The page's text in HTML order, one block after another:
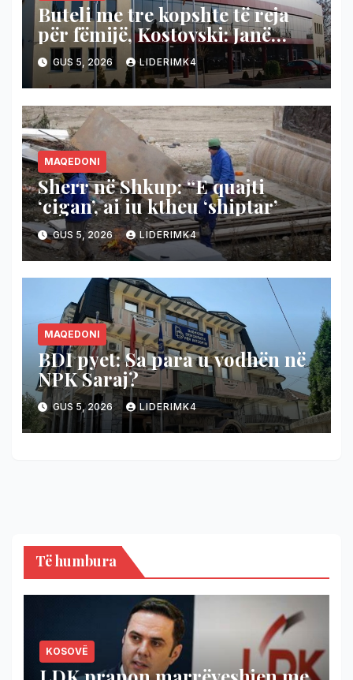
Buteli me tre kopshte të reja
për fëmijë, Kostovski: Janë
siguruar fondet edhe për
kopshtin në Vizbeg
GUS 5, 2026 LIDERIMK4
MAQEDONI
Sherr në Shkup: “E quajti
‘cigan’, ai iu ktheu ‘shiptar’
GUS 5, 2026 LIDERIMK4
MAQEDONI
BDI pyet: Sa para u vodhën në
NPK Saraj?
GUS 5, 2026 LIDERIMK4
Të humbura
KOSOVË